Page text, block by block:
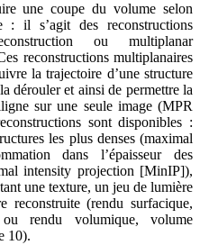
une coupe du volume selon
: il s’agit des reconstructions
ou multiplanar
reconstructions multiplanaires
la trajectoire d’une structure
dérouler et ainsi de permettre la
sur une seule image (MPR
sont disponibles :
les plus denses (maximal
dans l’épaisseur des
intensity projection [MinIP]),
une texture, un jeu de lumière
reconstruite (rendu surfacique,
rendu volumique, volume
10).